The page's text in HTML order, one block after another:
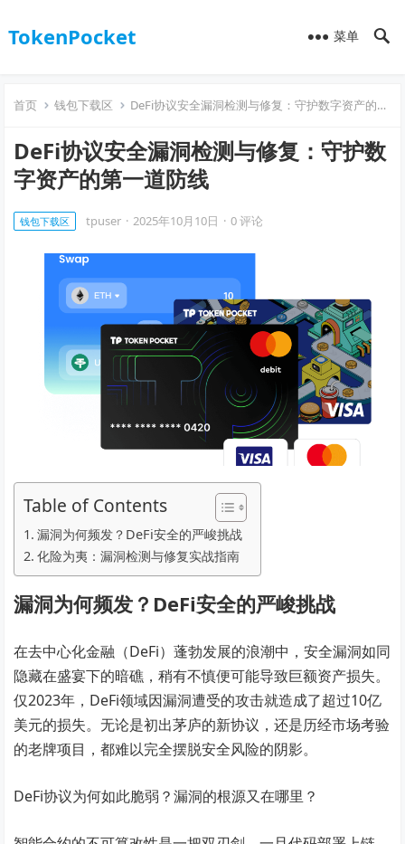
TokenPocket 菜单
首页 钱包下载区 DeFi协议安全漏洞检测与修复：守护数字资产的第一道防线
DeFi协议安全漏洞检测与修复：守护数
字资产的第一道防线
钱包下载区 tpuser · 2025年10月10日 · 0 评论
Table of Contents
漏洞为何频发？DeFi安全的严峻挑战
化险为夷：漏洞检测与修复实战指南
漏洞为何频发？DeFi安全的严峻挑战
在去中心化金融（DeFi）蓬勃发展的浪潮中，安全漏洞如同
隐藏在盛宴下的暗礁，稍有不慎便可能导致巨额资产损失。
仅2023年，DeFi领域因漏洞遭受的攻击就造成了超过10亿
美元的损失。无论是初出茅庐的新协议，还是历经市场考验
的老牌项目，都难以完全摆脱安全风险的阴影。
DeFi协议为何如此脆弱？漏洞的根源又在哪里？